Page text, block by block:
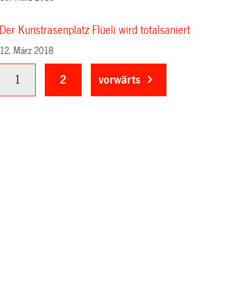
Der Kunstrasenplatz Flüeli wird totalsaniert
12. März 2018
1 2 vorwärts